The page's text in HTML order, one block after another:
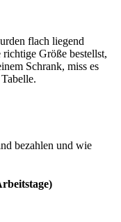
flach liegend
richtige Größe bestellst,
Schrank, miss es
bezahlen und wie